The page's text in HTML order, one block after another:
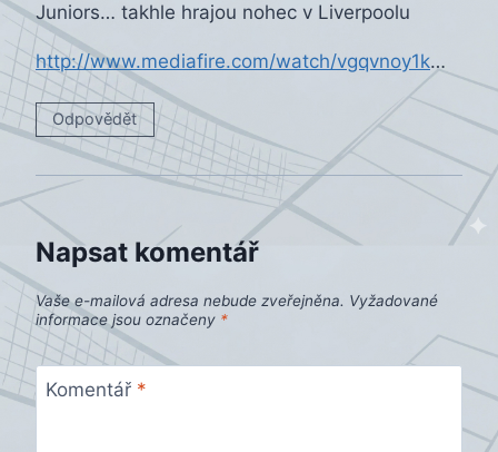
Juniors… takhle hrajou nohec v Liverpoolu
http://www.mediafire.com/watch/vgqvnoy1k…
Odpovědět
Napsat komentář
Vaše e-mailová adresa nebude zveřejněna. Vyžadované
informace jsou označeny *
Komentář *